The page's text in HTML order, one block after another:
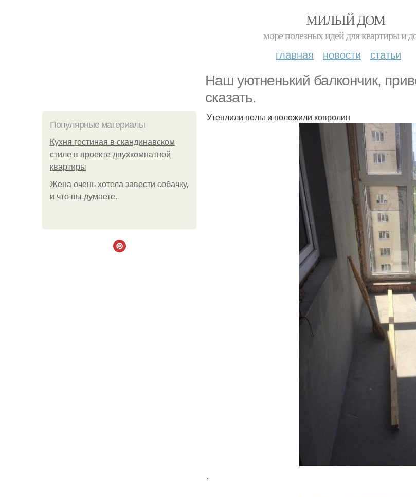
МИЛЫЙ ДОМ
море полезных идей для квартиры и
главная новости статьи
Наш уютненький балкончик,
сказать.
Популярные материалы
Кухня гостиная в скандинавском
стиле в проекте двухкомнатной
квартиры
Жена очень хотела завести собачку,
и что вы думаете.
Утеплили полы и положили ковролин
.